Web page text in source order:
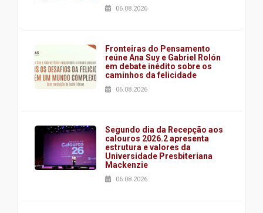
06.08.2026
Fronteiras do Pensamento
reúne Ana Suy e Gabriel Rolón
em debate inédito sobre os
caminhos da felicidade
06.08.2026
Segundo dia da Recepção aos
calouros 2026.2 apresenta
estrutura e valores da
Universidade Presbiteriana
Mackenzie
06.08.2026